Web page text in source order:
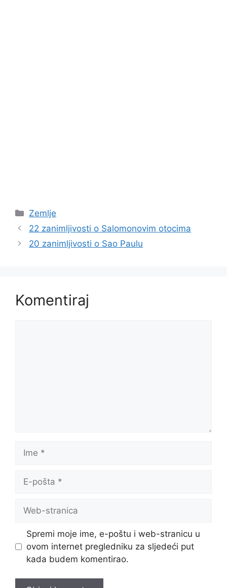
Kategorije
Zemlje
22 zanimljivosti o Salomonovim otocima
20 zanimljivosti o Sao Paulu
Komentiraj
pošta
stranica
Spremi moje ime, e-poštu i web-stranicu u
ovom internet pregledniku za sljedeći put
kada budem komentirao.